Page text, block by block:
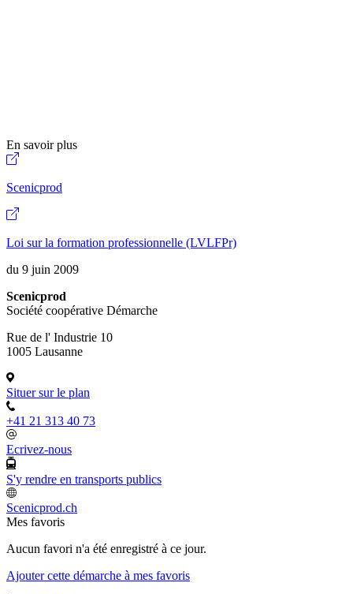
En savoir plus
Scenicprod
Loi sur la formation professionnelle (LVLFPr)
du 9 juin 2009
Scenicprod
Société coopérative Démarche
Rue de l' Industrie 10
1005 Lausanne
Situer sur le plan
+41 21 313 40 73
Ecrivez-nous
S'y rendre en transports publics
Scenicprod.ch
Mes favoris
Aucun favori n'a été enregistré à ce jour.
Ajouter cette démarche à mes favoris